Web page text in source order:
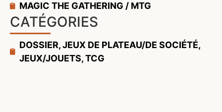
MAGIC THE GATHERING / MTG
CATÉGORIES
DOSSIER,JEUX DE PLATEAU/DE SOCIÉTÉ,
JEUX/JOUETS,TCG